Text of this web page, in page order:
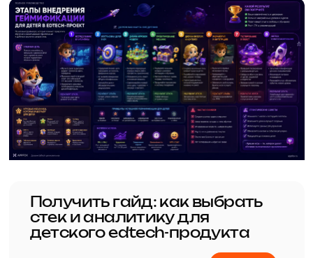
Получить гайд: как выбрать
стек и аналитику для
детского edtech-продукта